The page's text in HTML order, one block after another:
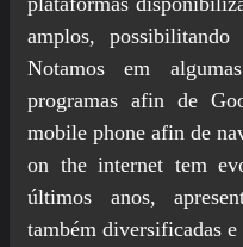
amplos,
Notamos em
programas afin de
mobile phone afin de
on the internet tem
últimos anos,
também diversificadas e